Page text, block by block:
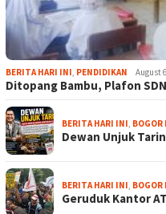
BERITA HARI INI PENDIDIKAN August
Ditopang Bambu, Plafon
BERITA HARI INI BOGOR
Dewan Unjuk
BERITA HARI INI BOGOR
Geruduk Kantor